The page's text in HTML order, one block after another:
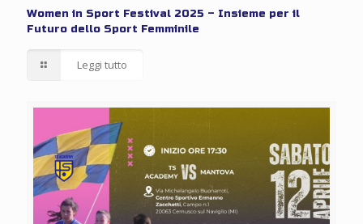
Women in Sport Festival 2025 – Insieme per il
Futuro dello Sport Femminile
Leggi tutto